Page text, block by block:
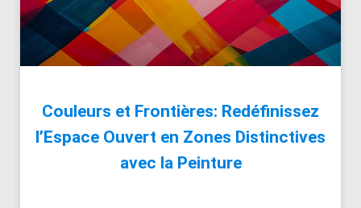
Couleurs et Frontières: Redéfinissez
l’Espace Ouvert en Zones Distinctives
avec la Peinture